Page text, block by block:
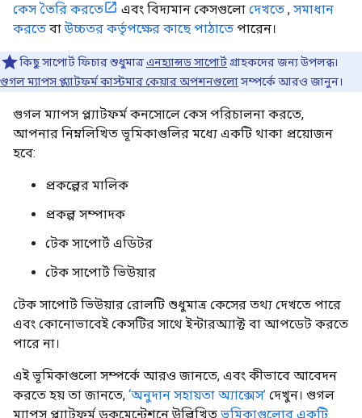
কেস তৈরি করতে
এবং বিদ্যমান কেসগুলো দেখতে , সমাধান
করতে বাউচ্চতর কর্তৃপক্ষের কাছে পাঠাতে পারেন।
কিছু সাপোর্ট ফিচার শুধুমাত্র এনহ্যান্সড সাপোর্ট গ্রাহকদের জন্য উপলব্ধ।
গুগল ম্যাপস প্ল্যাটফর্ম কাস্টমার কেয়ার অপশনগুলোসম্পর্কে আরও জানুন।
গুগল ম্যাপস প্ল্যাটফর্ম কনসোলে কেস পরিচালনা করতে,
আপনার নিম্নলিখিত ভূমিকাগুলির মধ্যে একটি থাকা প্রয়োজন
হবে:
প্রকল্পের মালিক
প্রকল্প সম্পাদক
টেক সাপোর্ট এডিটর
টেক সাপোর্ট ভিউয়ার
টেক সাপোর্ট ভিউয়ার রোলটি শুধুমাত্র কেসের তথ্য দেখতে পারে
এবং কোনোভাবেই কেসটির সাথে ইন্টারঅ্যাক্ট বা আপডেট করতে
পারে না।
এই ভূমিকাগুলো সম্পর্কে আরও জানতে, এবং কীভাবে আবেদন
করতে হয় তা জানতে, ‘অনুদান সহায়তা অ্যাক্সেস’ দেখুন। গুগল
ম্যাপস প্ল্যাটফর্ম ডকুমেন্টেশনে উল্লিখিত ভূমিকাগুলোর একটি